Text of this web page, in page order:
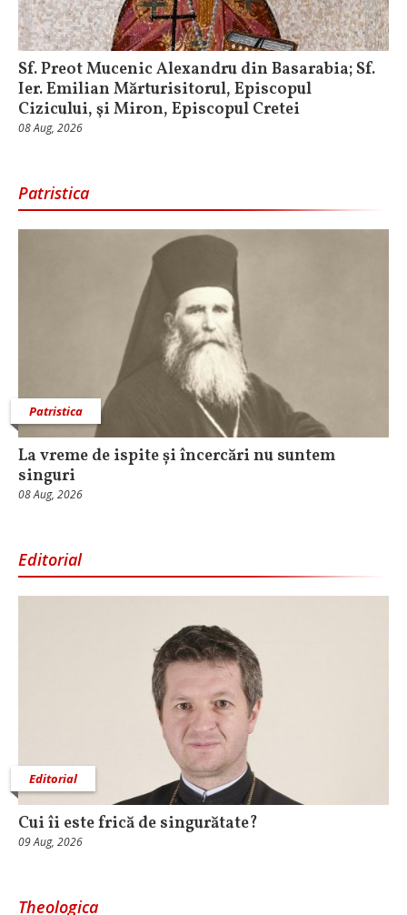
Sf. Preot Mucenic Alexandru din Basarabia; Sf.
Ier. Emilian Mărturisitorul, Episcopul
Cizicului, şi Miron, Episcopul Cretei
08 Aug, 2026
Patristica
Patristica
La vreme de ispite și încercări nu suntem
singuri
08 Aug, 2026
Editorial
Editorial
Cui îi este frică de singurătate?
09 Aug, 2026
Theologica